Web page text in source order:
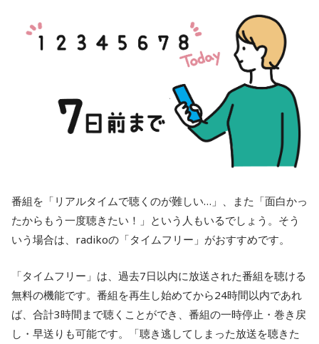
番組を「リアルタイムで聴くのが難しい…」、また「面白かっ
たからもう一度聴きたい！」という人もいるでしょう。そう
いう場合は、radikoの「タイムフリー」がおすすめです。
「タイムフリー」は、過去7日以内に放送された番組を聴ける
無料の機能です。番組を再生し始めてから24時間以内であれ
ば、合計3時間まで聴くことができ、番組の一時停止・巻き戻
し・早送りも可能です。「聴き逃してしまった放送を聴きた